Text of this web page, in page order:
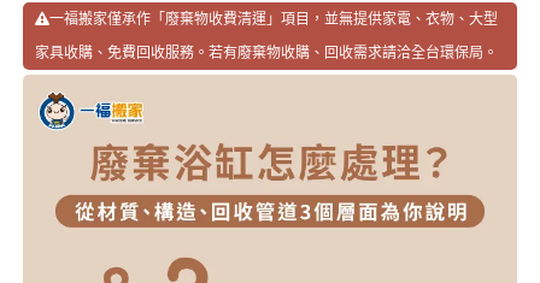
一福搬家僅承作「廢棄物收費清運」項目，並無提供家電、衣物、大型
家具收購、免費回收服務。若有廢棄物收購、回收需求請洽全台環保局。